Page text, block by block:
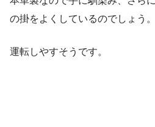
の掛をよくしているのでしょう。
運転しやすそうです。